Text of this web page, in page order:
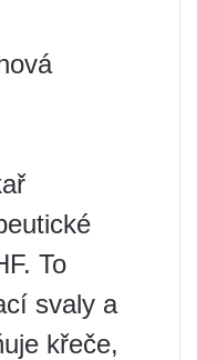
To
svaly a
křeče,